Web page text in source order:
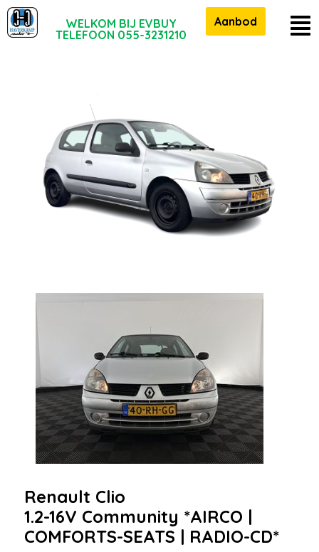
WELKOM BIJ EVBUY
TELEFOON 055-3231210
Aanbod
Renault Clio
1.2-16V Community *AIRCO |
COMFORTS-SEATS | RADIO-CD*